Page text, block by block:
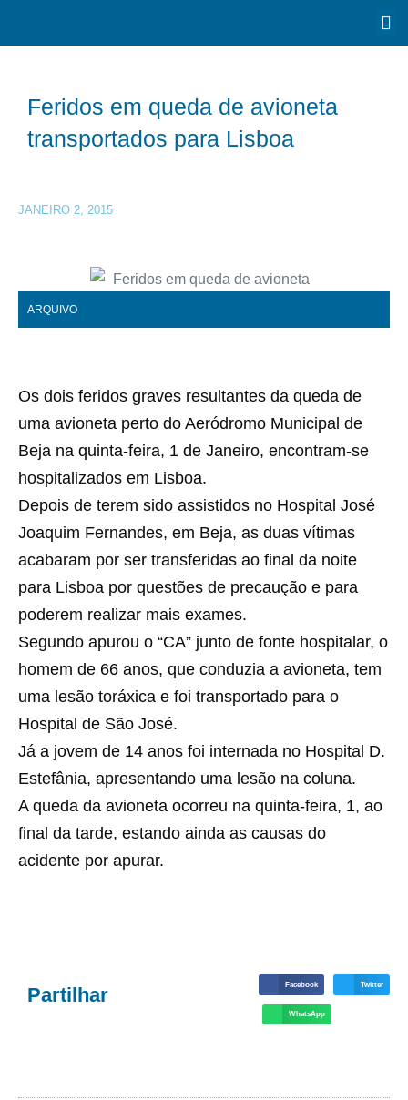
Feridos em queda de avioneta
transportados para Lisboa
JANEIRO 2, 2015
ARQUIVO
Os dois feridos graves resultantes da queda de
uma avioneta perto do Aeródromo Municipal de
Beja na quinta-feira, 1 de Janeiro, encontram-se
hospitalizados em Lisboa.
Depois de terem sido assistidos no Hospital José
Joaquim Fernandes, em Beja, as duas vítimas
acabaram por ser transferidas ao final da noite
para Lisboa por questões de precaução e para
poderem realizar mais exames.
Segundo apurou o “CA” junto de fonte hospitalar, o
homem de 66 anos, que conduzia a avioneta, tem
uma lesão toráxica e foi transportado para o
Hospital de São José.
Já a jovem de 14 anos foi internada no Hospital D.
Estefânia, apresentando uma lesão na coluna.
A queda da avioneta ocorreu na quinta-feira, 1, ao
final da tarde, estando ainda as causas do
acidente por apurar.
Partilhar Facebook Twitter
WhatsApp